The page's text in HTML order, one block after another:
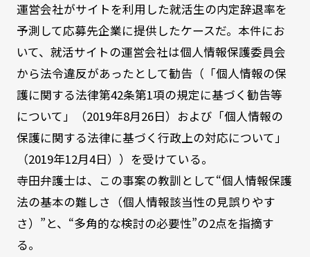
運営会社がサイトを利用した就活生の内定辞退率を
予測して応募先企業に提供したケースだ。本件にお
いて、就活サイトの運営会社は個人情報保護委員会
から法令違反があったとして勧告（「個人情報の保
護に関する法律第42条第1項の規定に基づく勧告等
について」（2019年8月26日）および「個人情報の
保護に関する法律に基づく行政上の対応について」
（2019年12月4日））を受けている。
寺田弁護士は、この事案の教訓として“個人情報保護
法の基本の難しさ（個人情報該当性の見誤りやす
さ）”と、“多角的な検討の必要性”の2点を指摘す
る。